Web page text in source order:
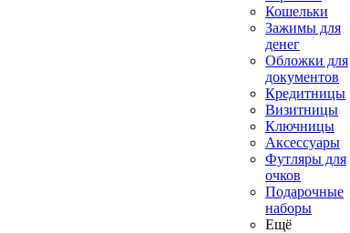
Кошельки
Зажимы для
денег
Обложки для
документов
Кредитницы
Визитницы
Ключницы
Аксессуары
Футляры для
очков
Подарочные
наборы
Ещё